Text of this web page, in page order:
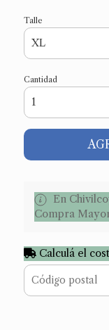
Talle
Cantidad
En
Compra
Calculá el